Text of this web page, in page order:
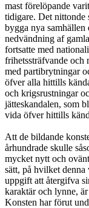
mast förelöpande
tidigare. Det nittonde
bygga nya
nedvändning af
fortsatte med
frihetssträfvande
med partibrytningar
öfver alla hittills
och krigsrustningar
jätteskandalen, som
vida öfver hittills
Att de bildande
århundrade skulle
mycket nytt och
sätt, på hvilket denna
uppgift att återgifva
karaktär och lynne,
Konsten har förut